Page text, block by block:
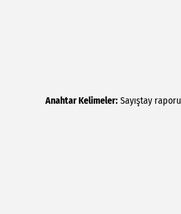
Anahtar Kelimeler: Sayıştay raporu